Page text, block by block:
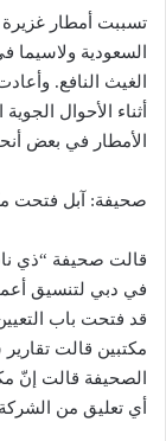
تسببت أمطار
السعودية
الغيث النافع.
أثناء الأحوال
الأمطار في بعض
صحيفة: آبل فتحت
قالت صحيفة “ذي
في دبي لتنسيق
قد فتحت باب
مكتبين قالت
الصحيفة قالت إنّ
أي تعليق من